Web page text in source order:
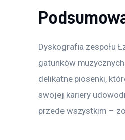
Dyskografia zespołu
gatunków
delikatne piosenki,
swojej kariery
przede wszystkim –